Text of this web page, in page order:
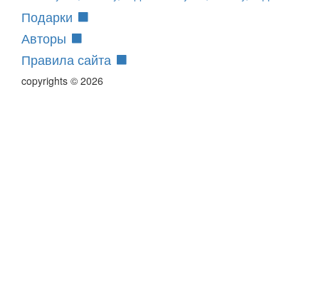
Подарки
Авторы
Правила сайта
copyrights © 2026